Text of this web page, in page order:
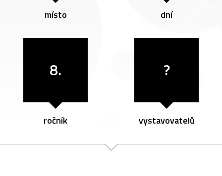
místo dní
8.
ročník
?
vystavovatelů